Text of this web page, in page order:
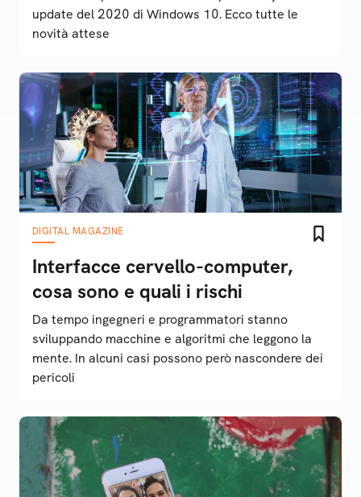
update del 2020 di Windows 10. Ecco tutte le
novità attese
DIGITAL MAGAZINE
Interfacce cervello-computer,
cosa sono e quali i rischi
Da tempo ingegneri e programmatori stanno
sviluppando macchine e algoritmi che leggono la
mente. In alcuni casi possono però nascondere dei
pericoli